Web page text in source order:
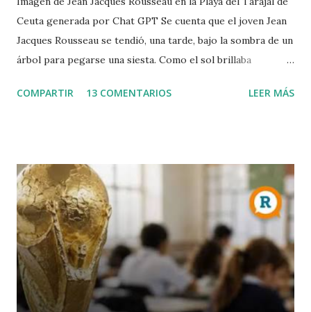
Ceuta generada por Chat GPT Se cuenta que el joven Jean
Jacques Rousseau se tendió, una tarde, bajo la sombra de un
árbol para pegarse una siesta. Como el sol brillaba
cabeza. Cuando despertó, leió el periódico que le había
pregunta: "¿Cuál es el origen de la desigualdad entre los
hombres, y si es respaldada por la ley natural?". Jean
Jacques escribió entonces el Discurso sobre el origen y los
fundamentos de la desigualdad entre los hombres , que le
convirtió enseguida en una celebrity en toda Europa. Para
Rousseau, la sociedad civil es una trampa perpetuada por
los poderosos sobre los débiles, de modo que puedan
COMPARTIR 13 COMENTARIOS LEER MÁS